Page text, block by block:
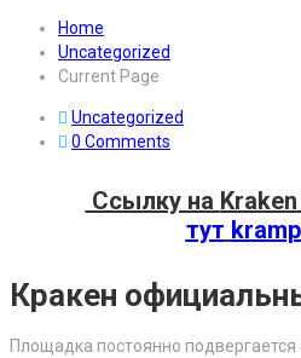
Home
Uncategorized
Current Page
Uncategorized
0 Comments
Ссылку на Kraken
тут
Кракен
Площадка постоянно